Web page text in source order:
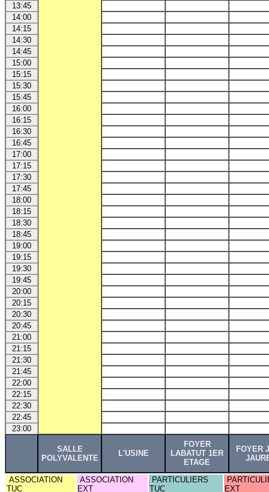
13:45
14:00
14:15
14:30
14:45
15:00
15:15
15:30
15:45
16:00
16:15
16:30
16:45
17:00
17:15
17:30
17:45
18:00
18:15
18:30
18:45
19:00
19:15
19:30
19:45
20:00
20:15
20:30
20:45
21:00
21:15
21:30
21:45
22:00
22:15
22:30
22:45
23:00
SALLE
POLYVALENTE
L'USINE
FOYER
LABATUT 1ER
ETAGE
FOYER
ASSOCIATION
TUC
ASSOCIATION
EXT
PARTICULIERS
TUC
EXT